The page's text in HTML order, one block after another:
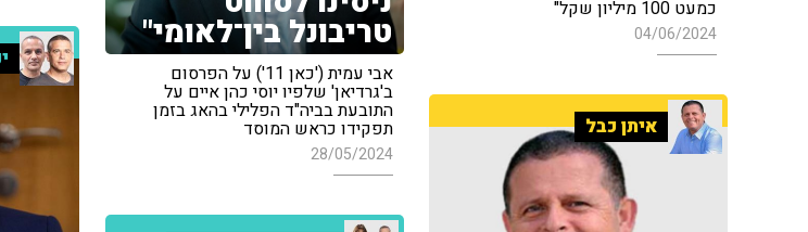
כמעט 100 מיליון שקל"
04/06/2024 טריבונל בין־לאומי"
אבי עמית ('כאן 11') על הפרסום
ב'גרדיאן' שלפיו יוסי כהן איים על
התובעת בביה"ד הפלילי בהאג בזמן
תפקידו כראש המוסד
28/05/2024
איתן כבל